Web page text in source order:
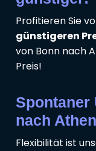
Profitieren Sie
günstigeren
von Bonn nach
Preis!
Spontaner
nach
Flexibilität ist